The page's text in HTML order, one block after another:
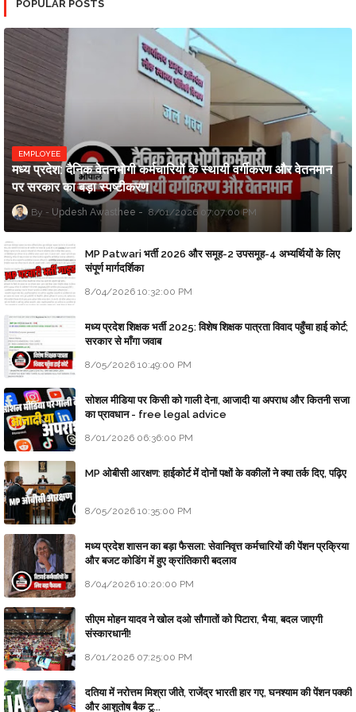
POPULAR POSTS
EMPLOYEE
मध्य प्रदेश: दैनिक वेतनभोगी कर्मचारियों के स्थायी वर्गीकरण और वेतनमान
पर सरकार का बड़ा स्पष्टीकरण
Updesh Awasthee 8/01/2026 07:07:00 PM
MP Patwari भर्ती 2026 और समूह-2 उपसमूह-4 अभ्यर्थियों के लिए
संपूर्ण मार्गदर्शिका
8/04/2026 10:32:00 PM
मध्य प्रदेश शिक्षक भर्ती 2025: विशेष शिक्षक पात्रता विवाद पहुँचा हाई कोर्ट;
सरकार से माँगा जवाब
8/05/2026 10:49:00 PM
सोशल मीडिया पर किसी को गाली देना, आजादी या अपराध और कितनी सजा
का प्रावधान - free legal advice
8/01/2026 06:36:00 PM
MP ओबीसी आरक्षण: हाईकोर्ट में दोनों पक्षों के वकीलों ने क्या तर्क दिए, पढ़िए
8/05/2026 10:35:00 PM
मध्य प्रदेश शासन का बड़ा फैसला: सेवानिवृत्त कर्मचारियों की पेंशन प्रक्रिया
और बजट कोडिंग में हुए क्रांतिकारी बदलाव
8/04/2026 10:20:00 PM
सीएम मोहन यादव ने खोल दओ सौगातों को पिटारा, भैया, बदल जाएगी
संस्कारधानी!
8/01/2026 07:25:00 PM
दतिया में नरोत्तम मिश्रा जीते, राजेंद्र भारती हार गए, घनश्याम की पेंशन पक्की
और आशुतोष बैक टू...